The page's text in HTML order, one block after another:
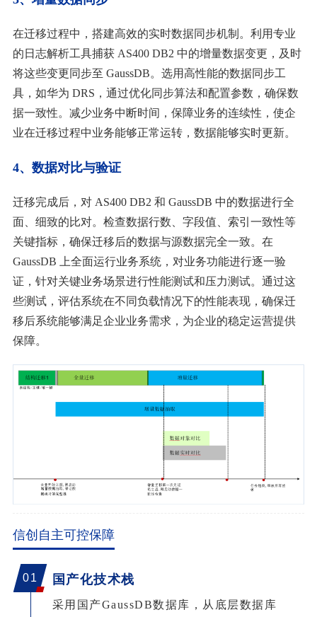
在迁移过程中，搭建高效的实时数据同步机制。利用专业
的日志解析工具捕获 AS400 DB2 中的增量数据变更，及时
将这些变更同步至 GaussDB。选用高性能的数据同步工
具，如华为 DRS，通过优化同步算法和配置参数，确保数
据一致性。减少业务中断时间，保障业务的连续性，使企
业在迁移过程中业务能够正常运转，数据能够实时更新。
4、数据对比与验证
迁移完成后，对 AS400 DB2 和 GaussDB 中的数据进行全
面、细致的比对。检查数据行数、字段值、索引一致性等
关键指标，确保迁移后的数据与源数据完全一致。在
GaussDB 上全面运行业务系统，对业务功能进行逐一验
证，针对关键业务场景进行性能测试和压力测试。通过这
些测试，评估系统在不同负载情况下的性能表现，确保迁
移后系统能够满足企业业务需求，为企业的稳定运营提供
保障。
信创自主可控保障
01 国产化技术栈
采用国产GaussDB数据库，从底层数据库